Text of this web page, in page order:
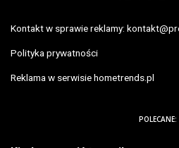
Kontakt w sprawie reklamy:
Polityka prywatności
Reklama w serwisie hometrends.pl
POLECANE: